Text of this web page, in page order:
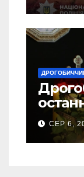
свого
СЕР 6,